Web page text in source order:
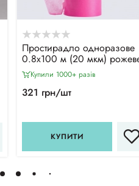
Простирадло одноразове
0.8х100 м (20 мкм)
Купили 1000+ разiв
321 грн/шт
КУПИТИ